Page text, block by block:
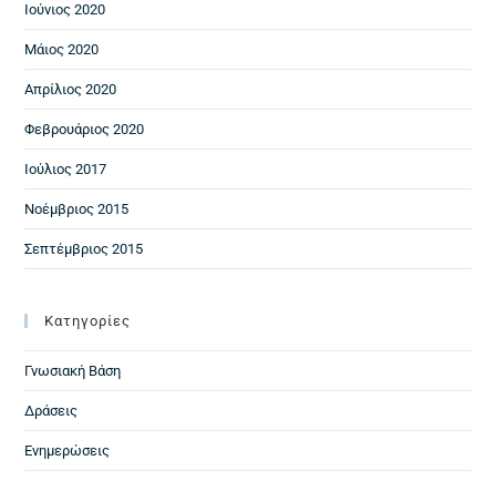
Ιούνιος 2020
Μάιος 2020
Απρίλιος 2020
Φεβρουάριος 2020
Ιούλιος 2017
Νοέμβριος 2015
Σεπτέμβριος 2015
Kατηγορίες
Γνωσιακή Βάση
Δράσεις
Ενημερώσεις